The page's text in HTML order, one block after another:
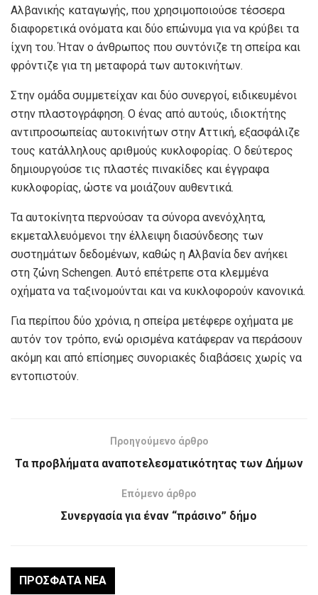
Αλβανικής καταγωγής, που χρησιμοποιούσε τέσσερα
διαφορετικά ονόματα και δύο επώνυμα για να κρύβει τα
ίχνη του. Ήταν ο άνθρωπος που συντόνιζε τη σπείρα και
φρόντιζε για τη μεταφορά των αυτοκινήτων.
Στην ομάδα συμμετείχαν και δύο συνεργοί, ειδικευμένοι
στην πλαστογράφηση. Ο ένας από αυτούς, ιδιοκτήτης
αντιπροσωπείας αυτοκινήτων στην Αττική, εξασφάλιζε
τους κατάλληλους αριθμούς κυκλοφορίας. Ο δεύτερος
δημιουργούσε τις πλαστές πινακίδες και έγγραφα
κυκλοφορίας, ώστε να μοιάζουν αυθεντικά.
Τα αυτοκίνητα περνούσαν τα σύνορα ανενόχλητα,
εκμεταλλευόμενοι την έλλειψη διασύνδεσης των
συστημάτων δεδομένων, καθώς η Αλβανία δεν ανήκει
στη ζώνη Schengen. Αυτό επέτρεπε στα κλεμμένα
οχήματα να ταξινομούνται και να κυκλοφορούν κανονικά.
Για περίπου δύο χρόνια, η σπείρα μετέφερε οχήματα με
αυτόν τον τρόπο, ενώ ορισμένα κατάφεραν να περάσουν
ακόμη και από επίσημες συνοριακές διαβάσεις χωρίς να
εντοπιστούν.
Προηγούμενο άρθρο
Τα προβλήματα αναποτελεσματικότητας των Δήμων
Επόμενο άρθρο
Συνεργασία για έναν “πράσινο” δήμο
ΠΡΌΣΦΑΤΑ ΝΈΑ